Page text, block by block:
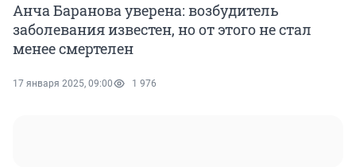
Анча Баранова уверена: возбудитель
заболевания известен, но от этого не стал
менее смертелен
17 января 2025, 09:00 1 976